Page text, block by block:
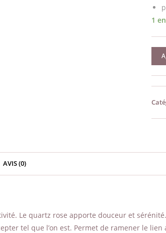
1
de
Brut
n°6
AVIS (0)
Le quartz rose apporte douceur et
tel que l’on est. Permet de ramener le